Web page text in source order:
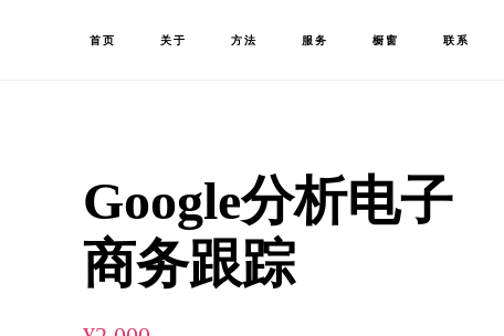
首页 关于 方法 服务 橱窗 联系
Google分析电子
商务跟踪